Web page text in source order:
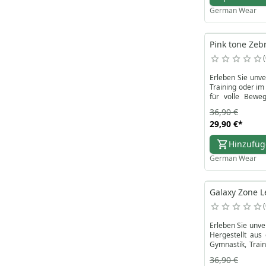
German Wear
Pink tone
Erleben Sie
Training oder
für volle
Mit Blick auf Ihr
abnehmbare
Pink Zebra
Ihre
29,90 €*
36,90 €
German Wear
Galaxy Zone
Erleben Sie
Hergestellt aus
Gymnastik,
Langlebigkeit,
36,90 €